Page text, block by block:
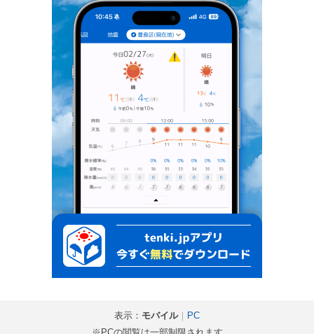
表示： モバイル｜ PC